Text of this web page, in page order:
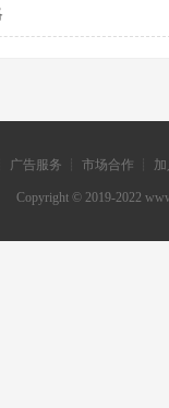
广告服务 ┊ 市场合作 ┊
Copyright © 2019-2022